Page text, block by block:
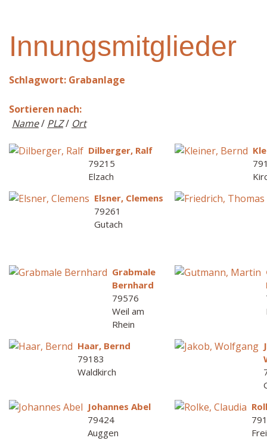
Innungsmitglieder
Schlagwort: Grabanlage
Sortieren nach:
Name/ PLZ/ Ort
Dilberger, Ralf
79215
Elzach
Elsner, Clemens
79261
Gutach
Grabmale
Bernhard
79576
Weil am
Rhein
Haar, Bernd
79183
Waldkirch
Johannes Abel
79424
Auggen